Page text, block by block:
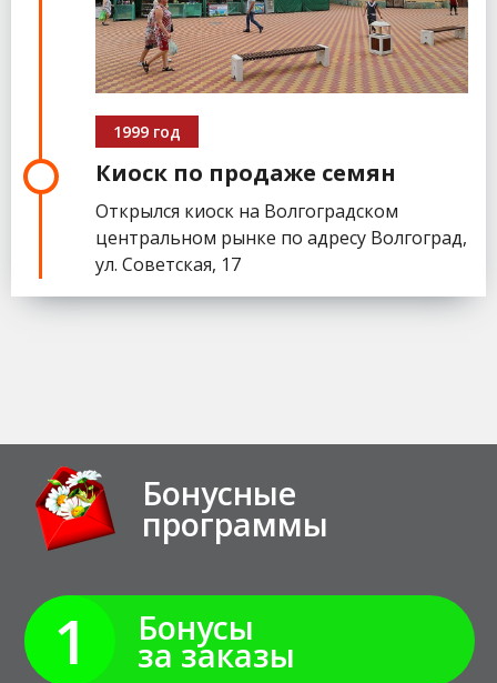
1999 год
Киоск по продаже семян
Открылся киоск на Волгоградском
центральном рынке по адресу Волгоград,
ул. Советская, 17
Бонусные
программы
1 Бонусы
за заказы